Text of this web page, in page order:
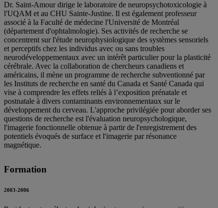
Dr. Saint-Amour dirige le laboratoire de neuropsychotoxicologie à
l'UQAM et au CHU Sainte-Justine. Il est également professeur
associé à la Faculté de médecine l'Université de Montréal
(département d'ophtalmologie). Ses activités de recherche se
concentrent sur l'étude neurophysiologique des systèmes sensoriels
et perceptifs chez les individus avec ou sans troubles
neurodéveloppementaux avec un intérêt particulier pour la plasticité
cérébrale. Avec la collaboration de chercheurs canadiens et
américains, il mène un programme de recherche subventionné par
les Instituts de recherche en santé du Canada et Santé Canada qui
vise à comprendre les effets reliés à l’exposition prénatale et
postnatale à divers contaminants environnementaux sur le
développement du cerveau. L'approche privilégiée pour aborder ses
questions de recherche est l'évaluation neuropsychologique,
l'imagerie fonctionnelle obtenue à partir de l'enregistrement des
potentiels évoqués de surface et l'imagerie par résonance
magnétique.
Formation
2003-2006